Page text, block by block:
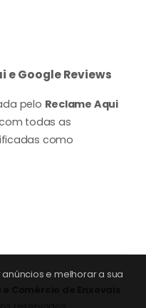
e melhorar a sua
e Google Reviews
pelo Reclame Aqui
todas as
como
Comércio de Enxovais